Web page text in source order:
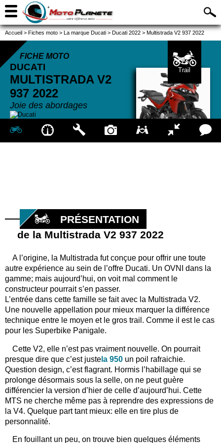
Accueil > Fiches moto > La marque Ducati > Ducati 2022 > Multistrada V2 937 2022
FICHE MOTO
DUCATI
MULTISTRADA V2
937 2022
Joie des abordages
Trail
PRÉSENTATION
de la Multistrada V2 937 2022
A l’origine, la Multistrada fut conçue pour offrir une toute
autre expérience au sein de l’offre Ducati. Un OVNI dans la
gamme; mais aujourd’hui, on voit mal comment le
constructeur pourrait s’en passer.
L’entrée dans cette famille se fait avec la Multistrada V2.
Une nouvelle appellation pour mieux marquer la différence
technique entre le moyen et le gros trail. Comme il est le cas
pour les Superbike Panigale.
Cette V2, elle n’est pas vraiment nouvelle. On pourrait
presque dire que c’est juste la 950 un poil rafraichie.
Question design, c’est flagrant. Hormis l’habillage qui se
prolonge désormais sous la selle, on ne peut guère
différencier la version d’hier de celle d’aujourd’hui. Cette
MTS ne cherche même pas à reprendre des expressions de
la V4. Quelque part tant mieux: elle en tire plus de
personnalité.
En fouillant un peu, on trouve bien quelques éléments